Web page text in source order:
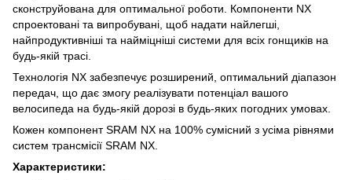
сконструйована для оптимальної роботи. Компоненти NX
спроектовані та випробувані, щоб надати найлегші,
найпродуктивніші та найміцніші системи для всіх гонщиків на
будь-якій трасі.
Технологія NX забезпечує розширений, оптимальний діапазон
передач, що дає змогу реалізувати потенціал вашого
велосипеда на будь-якій дорозі в будь-яких погодних умовах.
Кожен компонент SRAM NX на 100% сумісний з усіма рівнями
систем трансмісії SRAM NX.
Характеристики: